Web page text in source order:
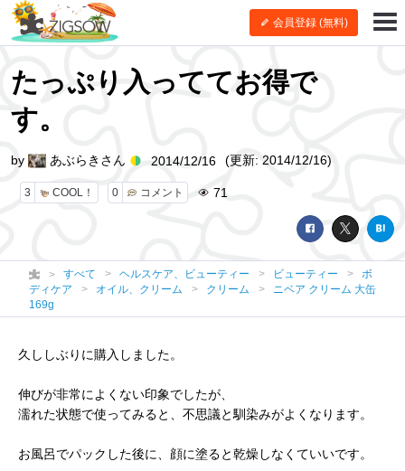
会員登録 (無料)
たっぷり入っててお得で
す。
3 COOL！ 0 コメント 71
by あぶらきさん 2014/12/16 (更新: 2014/12/16)
すべて ヘルスケア、ビューティー ビューティー
ボ
ディケア
オイル、クリーム クリーム
ニベア クリーム 大缶
169g
久ししぶりに購入しました。
伸びが非常によくない印象でしたが、
濡れた状態で使ってみると、不思議と馴染みがよくなります。
お風呂でパックした後に、顔に塗ると乾燥しなくていいです。